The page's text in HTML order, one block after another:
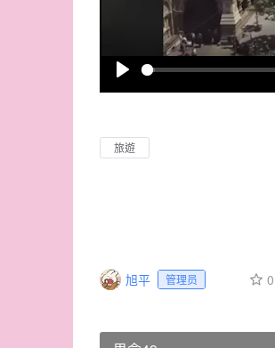
P
a
y
旅遊
旭平 管理员 0